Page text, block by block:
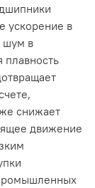
ускорение в
шум в
плавность
снижает
движение